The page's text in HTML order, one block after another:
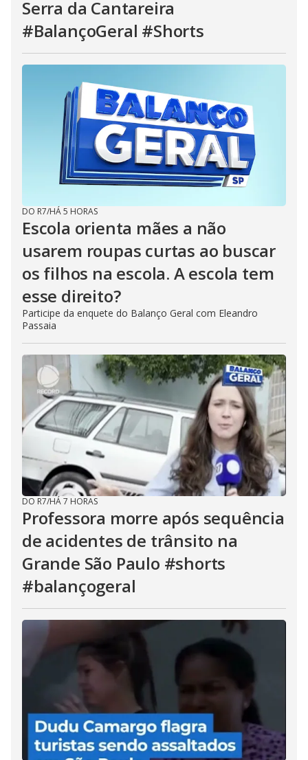
Serra da Cantareira
#BalançoGeral #Shorts
DO R7/HÁ 5 HORAS
Escola orienta mães a não
usarem roupas curtas ao buscar
os filhos na escola. A escola tem
esse direito?
Participe da enquete do Balanço Geral com Eleandro
Passaia
DO R7/HÁ 7 HORAS
Professora morre após sequência
de acidentes de trânsito na
Grande São Paulo #shorts
#balançogeral